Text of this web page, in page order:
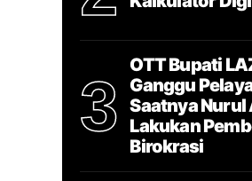
3
OTT Bupati
Ganggu
Saatnya Nurul
Lakukan
Birokrasi